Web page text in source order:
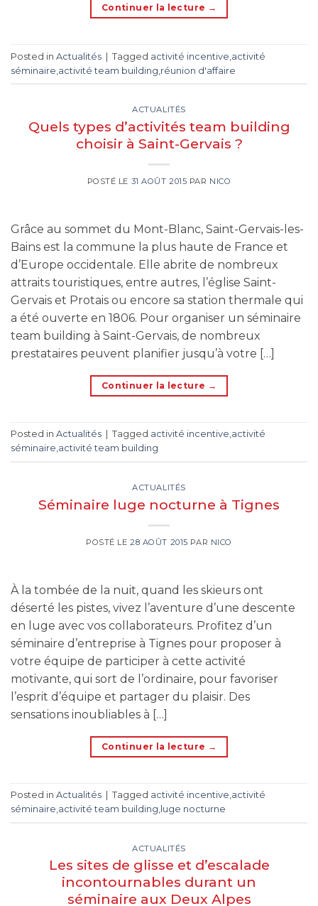
Continuer la lecture →
Posted in Actualités | Tagged activité incentive activité
séminaire activité team building réunion d'affaire
ACTUALITÉS
Quels types d’activités team building
choisir à Saint-Gervais ?
POSTÉ LE 31 AOÛT 2015 PAR NICO
Grâce au sommet du Mont-Blanc, Saint-Gervais-les-
Bains est la commune la plus haute de France et
d’Europe occidentale. Elle abrite de nombreux
attraits touristiques, entre autres, l’église Saint-
Gervais et Protais ou encore sa station thermale qui
a été ouverte en 1806. Pour organiser un séminaire
team building à Saint-Gervais, de nombreux
prestataires peuvent planifier jusqu’à votre […]
Continuer la lecture →
Posted in Actualités Tagged activité incentive,activité
séminaire,activité team building
ACTUALITÉS
Séminaire luge nocturne à Tignes
POSTÉ LE28 AOÛT 2015 PAR NICO
À la tombée de la nuit, quand les skieurs ont
déserté les pistes, vivez l’aventure d’une descente
en luge avec vos collaborateurs. Profitez d’un
séminaire d’entreprise à Tignes pour proposer à
votre équipe de participer à cette activité
motivante, qui sort de l’ordinaire, pour favoriser
l’esprit d’équipe et partager du plaisir. Des
sensations inoubliables à […]
Continuer la lecture →
Posted in Actualités Tagged activité incentive activité
séminaire activité team building luge nocturne
ACTUALITÉS
Les sites de glisse et d’escalade
incontournables durant un
séminaire aux Deux Alpes